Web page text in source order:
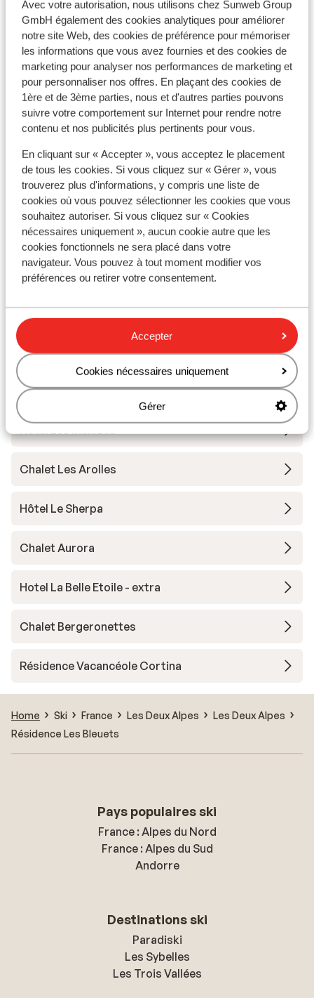
Avec votre autorisation, nous utilisons chez Sunweb Group
GmbH également des cookies analytiques pour améliorer
notre site Web, des cookies de préférence pour mémoriser
les informations que vous avez fournies et des cookies de
marketing pour analyser nos performances de marketing et
pour personnaliser nos offres. En plaçant des cookies de
1ère et de 3ème parties, nous et d'autres parties pouvons
suivre votre comportement sur Internet pour rendre notre
contenu et nos publicités plus pertinents pour vous.
En cliquant sur « Accepter », vous acceptez le placement
de tous les cookies. Si vous cliquez sur « Gérer », vous
trouverez plus d'informations, y compris une liste de
cookies où vous pouvez sélectionner les cookies que vous
souhaitez autoriser. Si vous cliquez sur « Cookies
nécessaires uniquement », aucun cookie autre que les
cookies fonctionnels ne sera placé dans votre
navigateur. Vous pouvez à tout moment modifier vos
préférences ou retirer votre consentement.
Accepter
Cookies nécessaires uniquement
Gérer
Matériel de ski
Autres hébergements - Les Deux
Alpes
Résidence Neige et Soleil
Résidence l'Alpeggio
Chalet Grizzly
Base Camp Lodge Les Deux Alpes
Hôtel Club Belambra L'Orée des Pistes
Chalet Sandy
Hotel Chamois Lodge
The People Les 2 Alpes
Hôtel Les Mélèzes
Chalet Les Arolles
Hôtel Le Sherpa
Chalet Aurora
Hotel La Belle Etoile - extra
Chalet Bergeronettes
Résidence Vacancéole Cortina
Home Ski France Les Deux Alpes
Les Deux Alpes
Résidence Les Bleuets
Pays populaires ski
France : Alpes du Nord
France : Alpes du Sud
Andorre
Destinations ski
Paradiski
Les Sybelles
Les Trois Vallées